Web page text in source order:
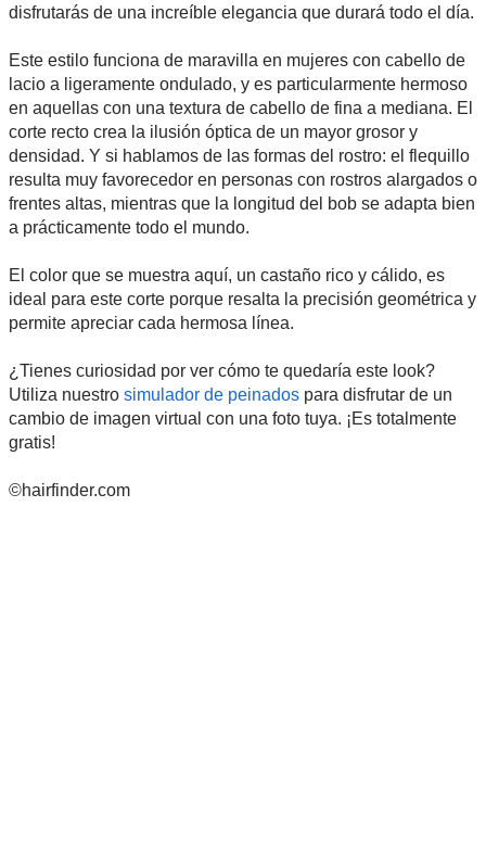
disfrutarás de una increíble elegancia que durará todo el día.
Este estilo funciona de maravilla en mujeres con cabello de
lacio a ligeramente ondulado, y es particularmente hermoso
en aquellas con una textura de cabello de fina a mediana. El
corte recto crea la ilusión óptica de un mayor grosor y
densidad. Y si hablamos de las formas del rostro: el flequillo
resulta muy favorecedor en personas con rostros alargados o
frentes altas, mientras que la longitud del bob se adapta bien
a prácticamente todo el mundo.
El color que se muestra aquí, un castaño rico y cálido, es
ideal para este corte porque resalta la precisión geométrica y
permite apreciar cada hermosa línea.
¿Tienes curiosidad por ver cómo te quedaría este look?
Utiliza nuestro simulador de peinados para disfrutar de un
cambio de imagen virtual con una foto tuya. ¡Es totalmente
gratis!
©hairfinder.com